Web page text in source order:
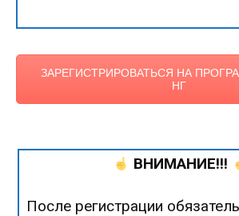
ЗАРЕГИСТРИРОВАТЬСЯ НА
НГ
ВНИМАНИЕ!!!
После регистрации